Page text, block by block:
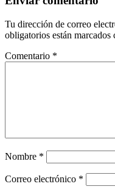
Tu dirección de correo
obligatorios están marcados
Comentario *
Nombre *
Correo electrónico *